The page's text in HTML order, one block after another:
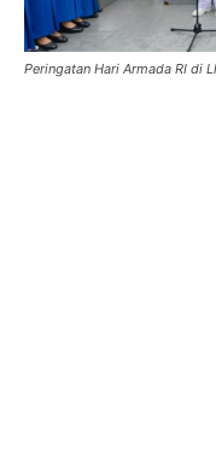
Peringatan Hari Armada RI di